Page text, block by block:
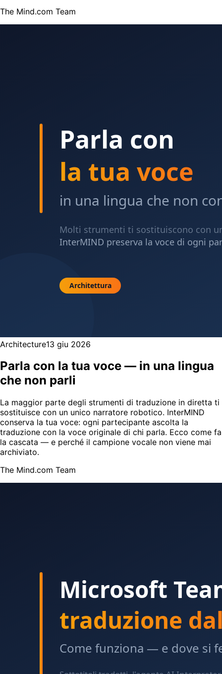
The Mind.com Team
Architecture13 giu 2026
Parla con la tua voce — in una lingua
che non parli
La maggior parte degli strumenti di traduzione in diretta ti
sostituisce con un unico narratore robotico. InterMIND
conserva la tua voce: ogni partecipante ascolta la
traduzione con la voce originale di chi parla. Ecco come fa
la cascata — e perché il campione vocale non viene mai
archiviato.
The Mind.com Team